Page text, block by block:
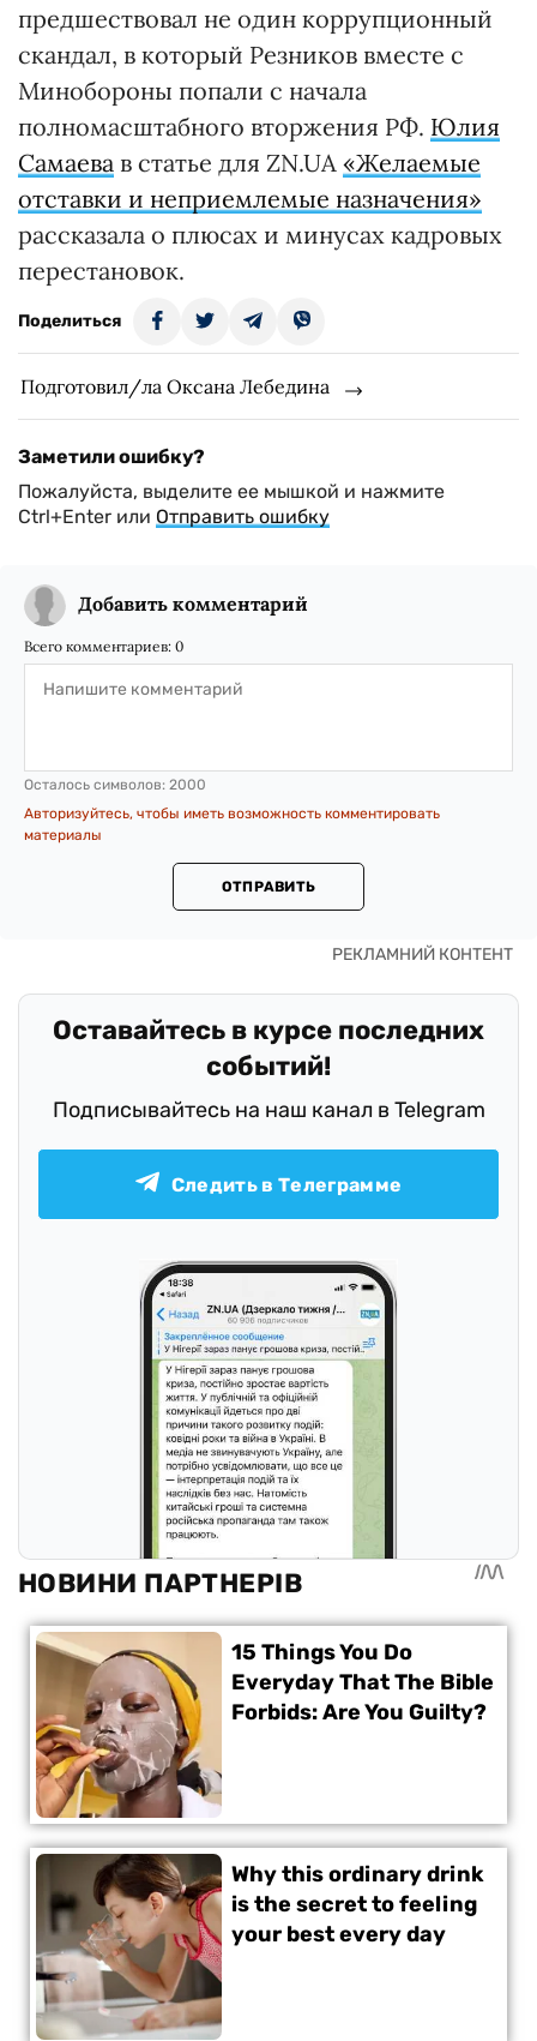
предшествовал не один коррупционный
скандал, в который Резников вместе с
Минобороны попали с начала
полномасштабного вторжения РФ. Юлия
Самаева в статье для ZN.UA «Желаемые
отставки и неприемлемые назначения»
рассказала о плюсах и минусах кадровых
перестановок.
Поделиться
Подготовил/ла Оксана Лебедина
Заметили ошибку?
Пожалуйста, выделите ее мышкой и нажмите
Ctrl+Enter или Отправить ошибку
Добавить комментарий
Всего комментариев: 0
Осталось символов: 2000
Авторизуйтесь, чтобы иметь возможность комментировать
материалы
ОТПРАВИТЬ
Оставайтесь в курсе последних
событий!
Подписывайтесь на наш канал в Telegram
Следить в Телеграмме